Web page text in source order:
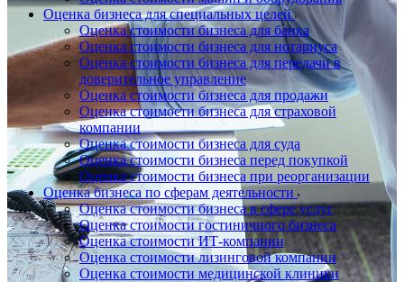
Оценка бизнеса для специальных целей
Оценка стоимости бизнеса для банка
Оценка стоимости бизнеса для нотариуса
Оценка стоимости бизнеса для передачи в
доверительное управление
Оценка стоимости бизнеса для продажи
Оценка стоимости бизнеса для страховой
компании
Оценка стоимости бизнеса для суда
Оценка стоимости бизнеса перед покупкой
Оценка стоимости бизнеса при реорганизации
Оценка бизнеса по сферам деятельности
Оценка стоимости бизнеса в сфере услуг
Оценка стоимости гостиничного бизнеса
Оценка стоимости ИТ-компании
Оценка стоимости лизинговой компании
Оценка стоимости медицинской клиники